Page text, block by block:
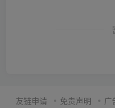
友链申请 免责声明 广